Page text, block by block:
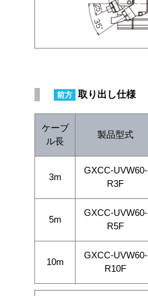
前方 取り出し仕様
ケーブ
ル長
製品型式
3m
GXCC-UVW60-
R3F
5m
GXCC-UVW60-
R5F
10m
GXCC-UVW60-
R10F